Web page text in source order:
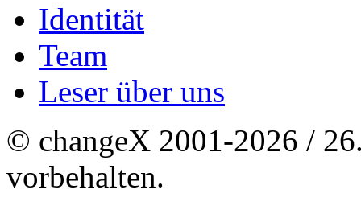
Identität
Team
Leser über uns
© changeX 2001-2026 /
vorbehalten.